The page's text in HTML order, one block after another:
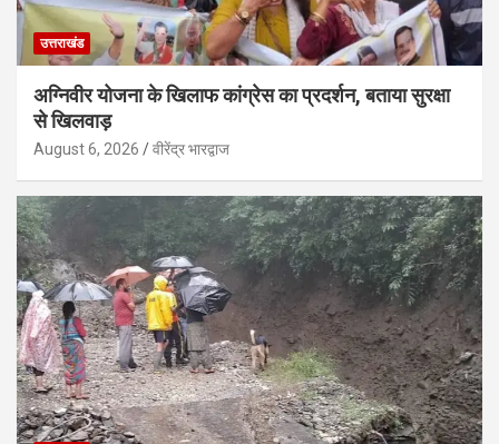
उत्तराखंड
अग्निवीर योजना के खिलाफ कांग्रेस का प्रदर्शन, बताया सुरक्षा
से खिलवाड़
August 6, 2026 वीरेंद्र भारद्वाज